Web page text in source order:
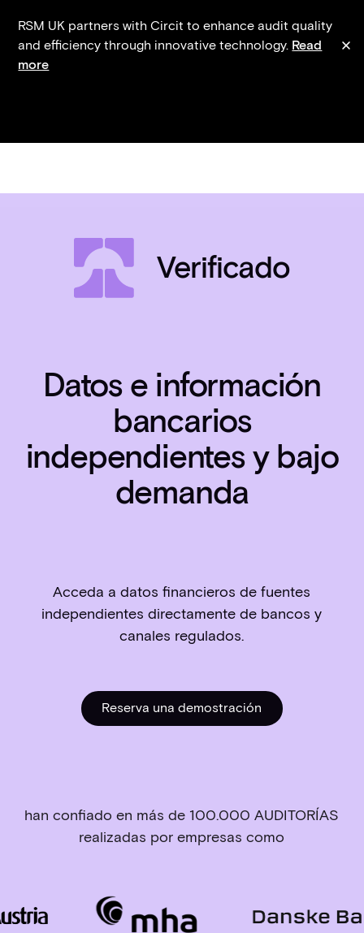
RSM UK partners with Circit to enhance audit quality
and efficiency through innovative technology. Read
more
Verificado
Datos e información
bancarios
independientes y bajo
demanda
Acceda a datos financieros de fuentes
independientes directamente de bancos y
canales regulados.
Reserva una
Reserva una demostración
han confiado en más de 100.000 AUDITORÍAS
realizadas por empresas como